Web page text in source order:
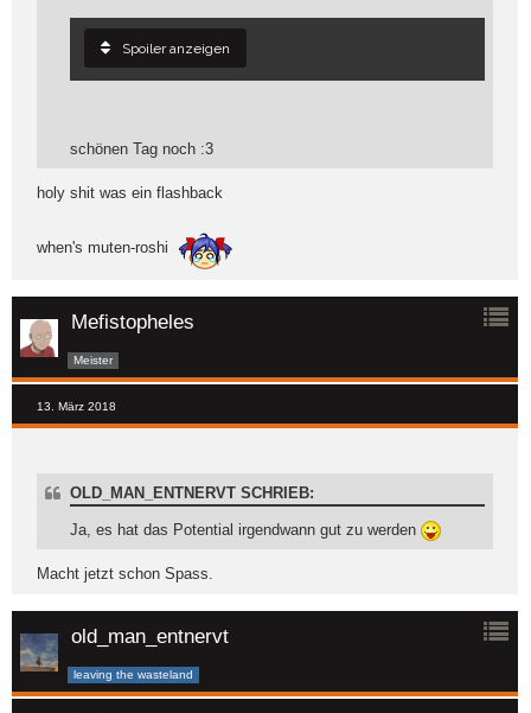
Spoiler anzeigen
schönen Tag noch :3
holy shit was ein flashback
when's muten-roshi
Mefistopheles
Meister
13. März 2018
OLD_MAN_ENTNERVT SCHRIEB:
Ja, es hat das Potential irgendwann gut zu werden
Macht jetzt schon Spass.
old_man_entnervt
leaving the wasteland